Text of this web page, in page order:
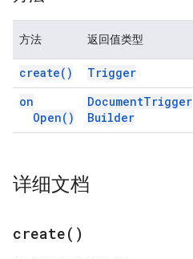
方法 返回值类型
create( ) Trigger
on
Open( )
DocumentTrigger
Builder
详细文档
create( )